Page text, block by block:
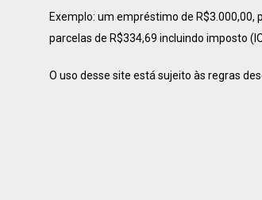
Exemplo: um empréstimo de
parcelas de R$334,69 incluindo imposto
O uso desse site está sujeito às regras